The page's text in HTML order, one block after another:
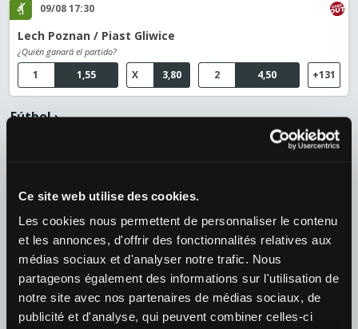
Ce site web utilise des cookies.
Les cookies nous permettent de personnaliser le contenu
et les annonces, d'offrir des fonctionnalités relatives aux
médias sociaux et d'analyser notre trafic. Nous
partageons également des informations sur l'utilisation de
notre site avec nos partenaires de médias sociaux, de
publicité et d'analyse, qui peuvent combiner celles-ci
09/08 17:30
Lech Poznan / Piast Gliwice
¿Quién ganará el partido?
1,55
1 3,80
X 4,50
2 +131
Fútbol›
¿Quién ganará el partido?
1,36
1 4,20
X 6,50
2 +126
Fútbol›
Bosnia y Herzegovina›Bosnia - Premijer Liga
09/08 21:00